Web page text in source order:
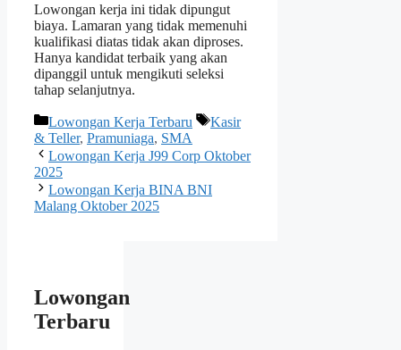
Lowongan kerja ini tidak dipungut
biaya. Lamaran yang tidak memenuhi
kualifikasi diatas tidak akan diproses.
Hanya kandidat terbaik yang akan
dipanggil untuk mengikuti seleksi
tahap selanjutnya.
Kategori
Lowongan Kerja Terbaru Tag
Kasir
& Teller, Pramuniaga, SMA
Lowongan Kerja J99 Corp Oktober
2025
Lowongan Kerja BINA BNI
Malang Oktober 2025
Lowongan
Terbaru